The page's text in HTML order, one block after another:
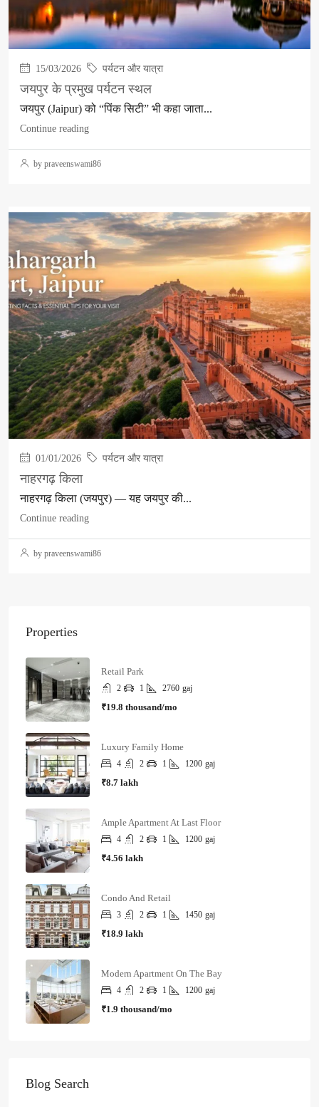
15/03/2026 पर्यटन और यात्रा
जयपुर के प्रमुख पर्यटन स्थल
जयपुर (Jaipur) को “पिंक सिटी” भी कहा जाता...
Continue reading
by praveenswami86
01/01/2026 पर्यटन और यात्रा
नाहरगढ़ किला
नाहरगढ़ किला (जयपुर) — यह जयपुर की...
Continue reading
by praveenswami86
Properties
Retail Park
2 1 2760 gaj
₹19.8 thousand/mo
Luxury Family Home
4 2 1 1200 gaj
₹8.7 lakh
Ample Apartment At Last Floor
4 2 1 1200 gaj
₹4.56 lakh
Condo And Retail
3 2 1 1450 gaj
₹18.9 lakh
Modern Apartment On The Bay
4 2 1 1200 gaj
₹1.9 thousand/mo
Blog Search